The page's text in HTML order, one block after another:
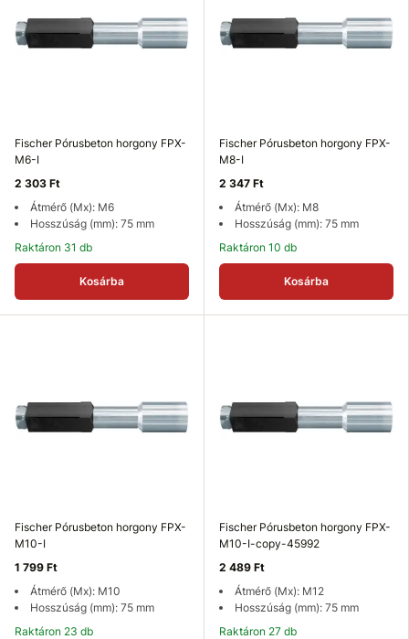
Fischer Pórusbeton horgony FPX-
M6-I
2 303 Ft
Átmérő (Mx): M6
Hosszúság (mm): 75 mm
Raktáron 31 db
Kosárba
Fischer Pórusbeton horgony FPX-
M8-I
2 347 Ft
Átmérő (Mx): M8
Hosszúság (mm): 75 mm
Raktáron 10 db
Kosárba
Fischer Pórusbeton horgony FPX-
M10-I
1 799 Ft
Átmérő (Mx): M10
Hosszúság (mm): 75 mm
Raktáron 23 db
Fischer Pórusbeton horgony FPX-
M10-I-copy-45992
2 489 Ft
Átmérő (Mx): M12
Hosszúság (mm): 75 mm
Raktáron 27 db